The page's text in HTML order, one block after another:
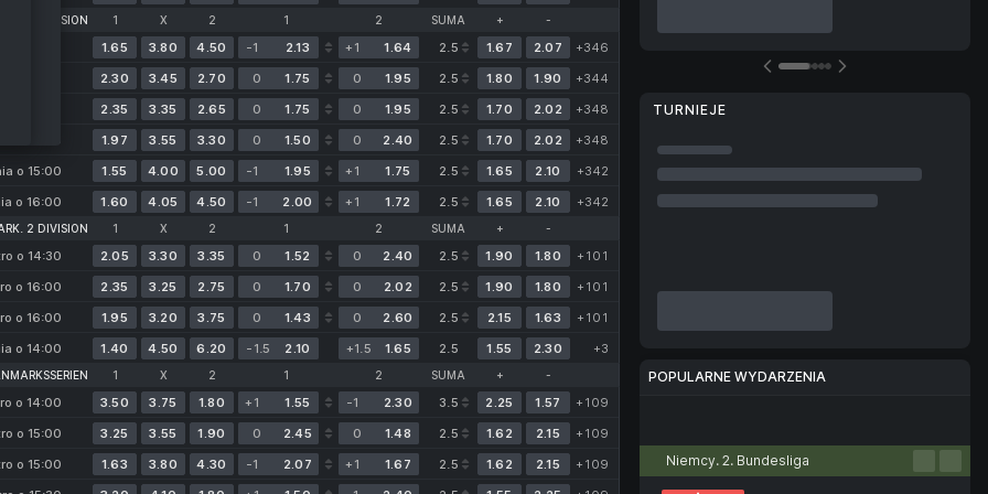
1ST DIVISION 1 X 2 1 2 SUMA + -
1.65 3.80 4.50 -1 2.13 +1 1.64 2.5 1.67 2.07
+346
2.30 3.45 2.70 0 1.75 0 1.95 2.5 1.80 1.90
+344
2.35 3.35 2.65 0 1.75 0 1.95 2.5 1.70 2.02
+348
1.97 3.55 3.30 0 1.50 0 2.40 2.5 1.70 2.02
+348
o 15:00 1.55 4.00 5.00 -1 1.95 +1 1.75 2.5 1.65 2.10
+342
o 16:00 1.60 4.05 4.50 -1 2.00 +1 1.72 2.5 1.65 2.10 +342
2 DIVISION 1 X 2 1 2 SUMA + -
o 14:30 2.05 3.30 3.35 0 1.52 0 2.40 2.5 1.90 1.80
+101
o 16:00 2.35 3.25 2.75 0 1.70 0 2.02 2.5 1.90 1.80
+101
o 16:00 1.95 3.20 3.75 0 1.43 0 2.60 2.5 2.15 1.63
+101
o 14:00 1.40 4.50 6.20 -1.5 2.10 +1.5 1.65 2.5 1.55 2.30 +3
1 X 2 1 2 SUMA + -
o 14:00 3.50 3.75 1.80 +1 1.55 -1 2.30 3.5 2.25 1.57
+109
o 15:00 3.25 3.55 1.90 0 2.45 0 1.48 2.5 1.62 2.15
+109
o 15:00 1.63 3.80 4.30 -1 2.07 +1 1.67 2.5 1.62 2.15
+109
TURNIEJE
POPULARNE WYDARZENIA
Niemcy. 2. Bundesliga